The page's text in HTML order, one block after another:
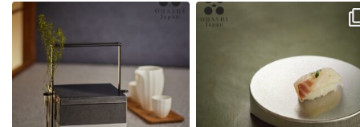
ボックスキャリアー
- - - - - - - - - - - -
35 0
1